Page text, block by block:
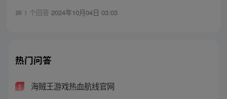
1 个回答 2024年10月04日 03:03
热门问答
1 海贼王游戏热血航线官网